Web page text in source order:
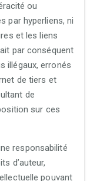
ou
par hyperliens, ni
et les liens
par conséquent
illégaux, erronés
de tiers et
de
sur ces
responsabilité
d’auteur,
pouvant